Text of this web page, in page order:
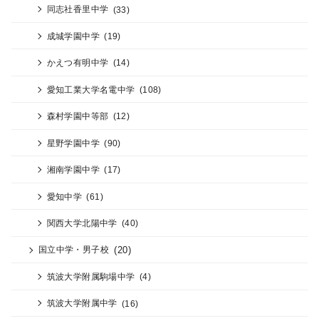
同志社香里中学 (33)
成城学園中学 (19)
かえつ有明中学 (14)
愛知工業大学名電中学 (108)
森村学園中等部 (12)
星野学園中学 (90)
湘南学園中学 (17)
愛知中学 (61)
関西大学北陽中学 (40)
国立中学・男子校 (20)
筑波大学附属駒場中学 (4)
筑波大学附属中学 (16)